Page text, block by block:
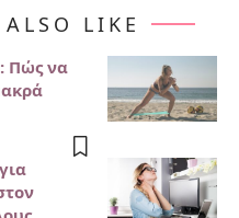
LIKE
Πώς να